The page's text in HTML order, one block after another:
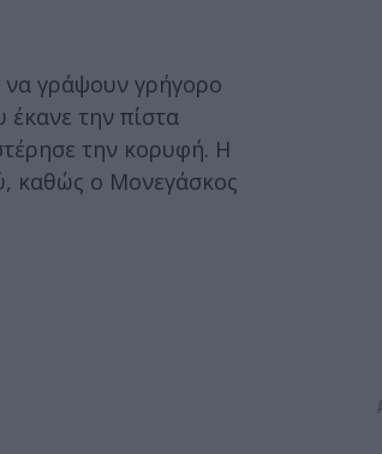
να γράψουν γρήγορο
έκανε την πίστα
την κορυφή. Η
καθώς ο Μονεγάσκος